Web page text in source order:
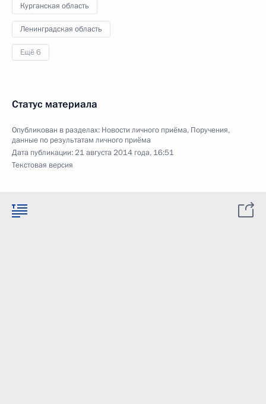
Курганская область
Ленинградская область
Ещё 6
Статус материала
Опубликован в разделах: Новости личного приёма, Поручения,
данные по результатам личного приёма
Дата публикации:21 августа 2014 года, 16:51
Текстовая версия